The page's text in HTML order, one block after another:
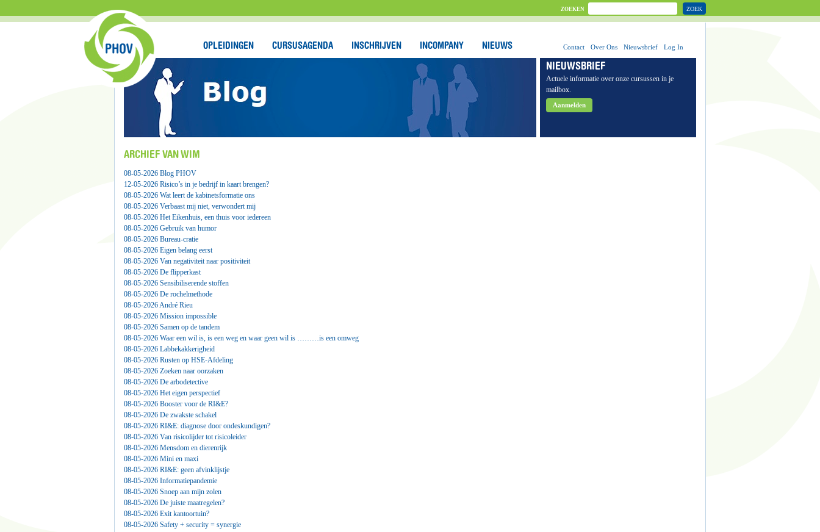
ZOEKEN ZOEK
OPLEIDINGEN CURSUSAGENDA INSCHRIJVEN INCOMPANY NIEUWS Contact Over Ons Nieuwsbrief Log In
NIEUWSBRIEF
Actuele informatie over onze cursussen in je
mailbox.
Aanmelden
ARCHIEF VAN WIM
08-05-2026 Blog PHOV
12-05-2026 Risico’s in je bedrijf in kaart brengen?
08-05-2026 Wat leert de kabinetsformatie ons
08-05-2026 Verbaast mij niet, verwondert mij
08-05-2026 Het Eikenhuis, een thuis voor iedereen
08-05-2026 Gebruik van humor
08-05-2026 Bureau-cratie
08-05-2026 Eigen belang eerst
08-05-2026 Van negativiteit naar positiviteit
08-05-2026 De flipperkast
08-05-2026 Sensibiliserende stoffen
08-05-2026 De rochelmethode
08-05-2026 André Rieu
08-05-2026 Mission impossible
08-05-2026 Samen op de tandem
08-05-2026 Waar een wil is, is een weg en waar geen wil is ………is een omweg
08-05-2026 Labbekakkerigheid
08-05-2026 Rusten op HSE-Afdeling
08-05-2026 Zoeken naar oorzaken
08-05-2026 De arbodetective
08-05-2026 Het eigen perspectief
08-05-2026 Booster voor de RI&E?
08-05-2026 De zwakste schakel
08-05-2026 RI&E: diagnose door ondeskundigen?
08-05-2026 Van risicolijder tot risicoleider
08-05-2026 Mensdom en dierenrijk
08-05-2026 Mini en maxi
08-05-2026 RI&E: geen afvinklijstje
08-05-2026 Informatiepandemie
08-05-2026 Snoep aan mijn zolen
08-05-2026 De juiste maatregelen?
08-05-2026 Exit kantoortuin?
08-05-2026 Safety + security = synergie